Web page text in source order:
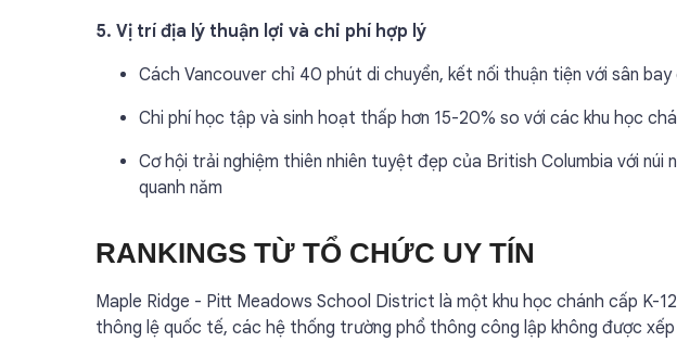
5. Vị trí địa lý thuận lợi và chi phí hợp lý
Cách Vancouver chỉ 40 phút di chuyển, kết nối thuận tiện với sân bay
Chi phí học tập và sinh hoạt thấp hơn 15-20% so với các khu học
Cơ hội trải nghiệm thiên nhiên tuyệt đẹp của British Columbia với
quanh năm
RANKINGS TỪ TỔ CHỨC UY TÍN
Maple Ridge - Pitt Meadows School District là một khu học chánh cấp K-
thông lệ quốc tế, các hệ thống trường phổ thông công lập không được